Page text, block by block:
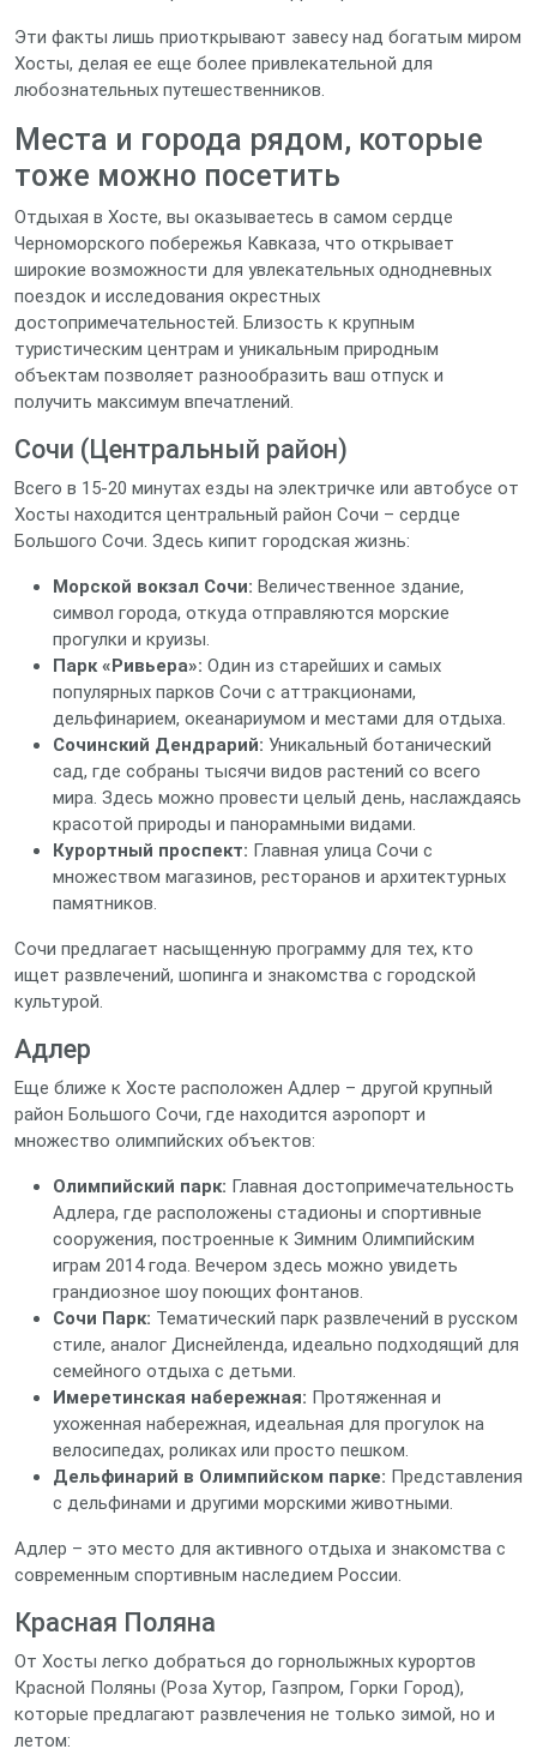
Эти факты лишь приоткрывают завесу над богатым миром
Хосты, делая ее еще более привлекательной для
любознательных путешественников.
Места и города рядом, которые
тоже можно посетить
Отдыхая в Хосте, вы оказываетесь в самом сердце
Черноморского побережья Кавказа, что открывает
широкие возможности для увлекательных однодневных
поездок и исследования окрестных
достопримечательностей. Близость к крупным
туристическим центрам и уникальным природным
объектам позволяет разнообразить ваш отпуск и
получить максимум впечатлений.
Сочи (Центральный район)
Всего в 15-20 минутах езды на электричке или автобусе от
Хосты находится центральный район Сочи – сердце
Большого Сочи. Здесь кипит городская жизнь:
Морской вокзал Сочи: Величественное здание,
символ города, откуда отправляются морские
прогулки и круизы.
Парк «Ривьера»: Один из старейших и самых
популярных парков Сочи с аттракционами,
дельфинарием, океанариумом и местами для отдыха.
Сочинский Дендрарий: Уникальный ботанический
сад, где собраны тысячи видов растений со всего
мира. Здесь можно провести целый день, наслаждаясь
красотой природы и панорамными видами.
Курортный проспект: Главная улица Сочи с
множеством магазинов, ресторанов и архитектурных
памятников.
Сочи предлагает насыщенную программу для тех, кто
ищет развлечений, шопинга и знакомства с городской
культурой.
Адлер
Еще ближе к Хосте расположен Адлер – другой крупный
район Большого Сочи, где находится аэропорт и
множество олимпийских объектов:
Олимпийский парк: Главная достопримечательность
Адлера, где расположены стадионы и спортивные
сооружения, построенные к Зимним Олимпийским
играм 2014 года. Вечером здесь можно увидеть
грандиозное шоу поющих фонтанов.
Сочи Парк: Тематический парк развлечений в русском
стиле, аналог Диснейленда, идеально подходящий для
семейного отдыха с детьми.
Имеретинская набережная: Протяженная и
ухоженная набережная, идеальная для прогулок на
велосипедах, роликах или просто пешком.
Дельфинарий в Олимпийском парке: Представления
с дельфинами и другими морскими животными.
Адлер – это место для активного отдыха и знакомства с
современным спортивным наследием России.
Красная Поляна
От Хосты легко добраться до горнолыжных курортов
Красной Поляны (Роза Хутор, Газпром, Горки Город),
которые предлагают развлечения не только зимой, но и
летом: